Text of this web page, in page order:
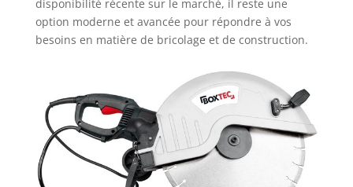
disponibilité récente sur le marché, il reste une
option moderne et avancée pour répondre à vos
besoins en matière de bricolage et de construction.